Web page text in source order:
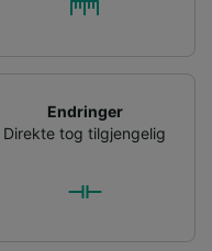
Endringer
Direkte tog tilgjengelig